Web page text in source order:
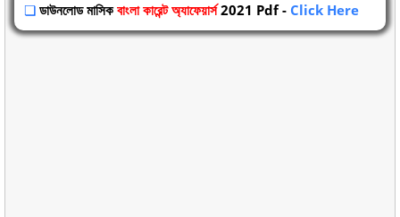
❏ ডাউনলোড মাসিক বাংলা কারেন্ট অ্যাফেয়ার্স 2021 Pdf - Click Here